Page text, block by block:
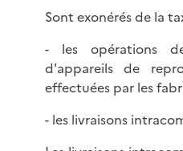
Sont exonérés de la
- les opérations
d'appareils de
effectuées par les
- les livraisons